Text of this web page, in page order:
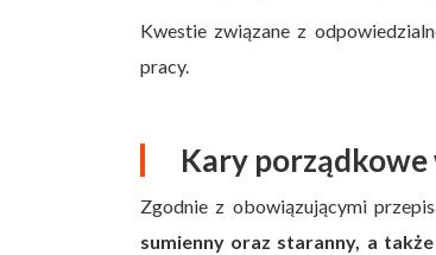
Kwestie związane z
pracy.
Kary
Zgodnie z obowiązującymi
sumienny oraz staranny, a